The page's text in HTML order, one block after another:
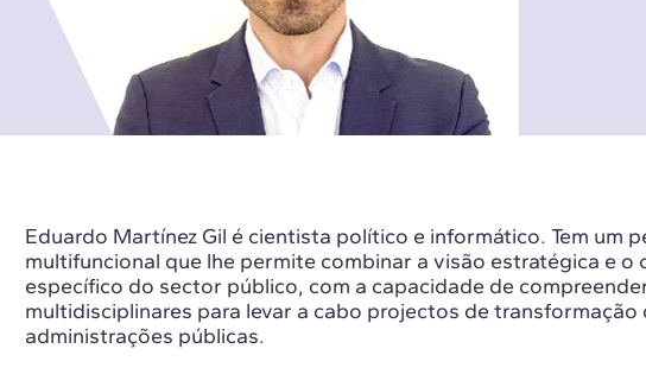
Eduardo Martínez Gil é cientista político e informático. Tem um
multifuncional que lhe permite combinar a visão estratégica e o
específico do sector público, com a capacidade de
multidisciplinares para levar a cabo projectos de transformação
administrações públicas.